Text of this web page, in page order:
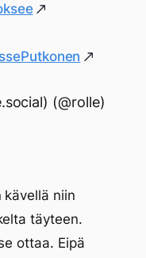
(@rolle)
kävellä niin
täyteen.
ottaa. Eipä